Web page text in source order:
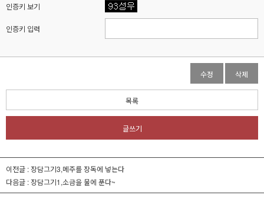
인증키 보기
인증키 입력
수정 삭제
목록
글쓰기
이전글 :장담그기3,메주를 장독에 넣는다
다음글 :장담그기1,소금을 물에 푼다~